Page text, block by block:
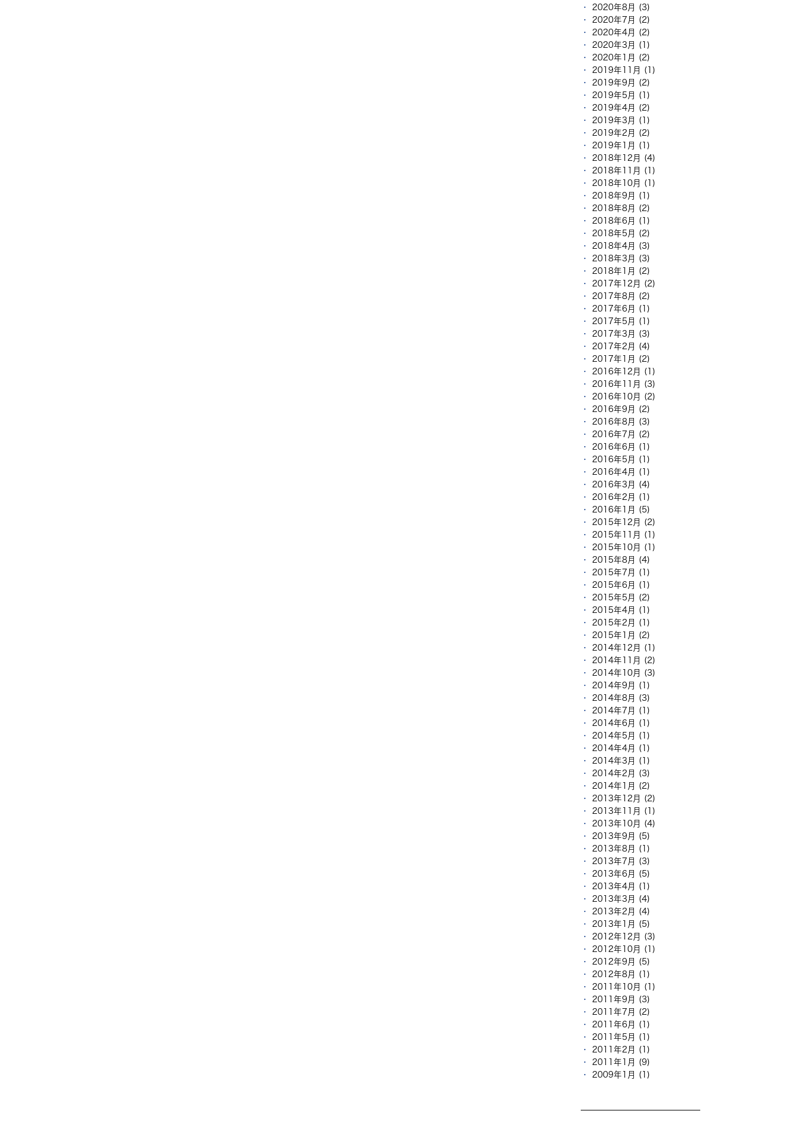
2020年8月 (3)
2020年7月 (2)
2020年4月 (2)
2020年3月 (1)
2020年1月 (2)
2019年11月 (1)
2019年9月 (2)
2019年5月 (1)
2019年4月 (2)
2019年3月 (1)
2019年2月 (2)
2019年1月 (1)
2018年12月 (4)
2018年11月 (1)
2018年10月 (1)
2018年9月 (1)
2018年8月 (2)
2018年6月 (1)
2018年5月 (2)
2018年4月 (3)
2018年3月 (3)
2018年1月 (2)
2017年12月 (2)
2017年8月 (2)
2017年6月 (1)
2017年5月 (1)
2017年3月 (3)
2017年2月 (4)
2017年1月 (2)
2016年12月 (1)
2016年11月 (3)
2016年10月 (2)
2016年9月 (2)
2016年8月 (3)
2016年7月 (2)
2016年6月 (1)
2016年5月 (1)
2016年4月 (1)
2016年3月 (4)
2016年2月 (1)
2016年1月 (5)
2015年12月 (2)
2015年11月 (1)
2015年10月 (1)
2015年8月 (4)
2015年7月 (1)
2015年6月 (1)
2015年5月 (2)
2015年4月 (1)
2015年2月 (1)
2015年1月 (2)
2014年12月 (1)
2014年11月 (2)
2014年10月 (3)
2014年9月 (1)
2014年8月 (3)
2014年7月 (1)
2014年6月 (1)
2014年5月 (1)
2014年4月 (1)
2014年3月 (1)
2014年2月 (3)
2014年1月 (2)
2013年12月 (2)
2013年11月 (1)
2013年10月 (4)
2013年9月 (5)
2013年8月 (1)
2013年7月 (3)
2013年6月 (5)
2013年4月 (1)
2013年3月 (4)
2013年2月 (4)
2013年1月 (5)
2012年12月 (3)
2012年10月 (1)
2012年9月 (5)
2012年8月 (1)
2011年10月 (1)
2011年9月 (3)
2011年7月 (2)
2011年6月 (1)
2011年5月 (1)
2011年2月 (1)
2011年1月 (9)
2009年1月 (1)